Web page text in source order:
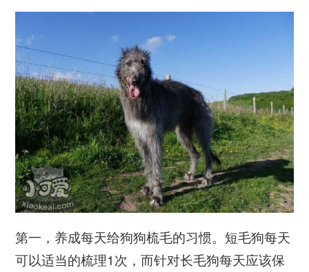
第一，养成每天给狗狗梳毛的习惯。短毛狗每天
可以适当的梳理1次，而针对长毛狗每天应该保